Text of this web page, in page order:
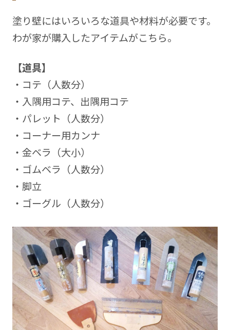
塗り壁にはいろいろな道具や材料が必要です。
わが家が購入したアイテムがこちら。
【道具】
・コテ（人数分）
・入隅用コテ、出隅用コテ
・パレット（人数分）
・コーナー用カンナ
・金ベラ（大小）
・ゴムベラ（人数分）
・脚立
・ゴーグル（人数分）